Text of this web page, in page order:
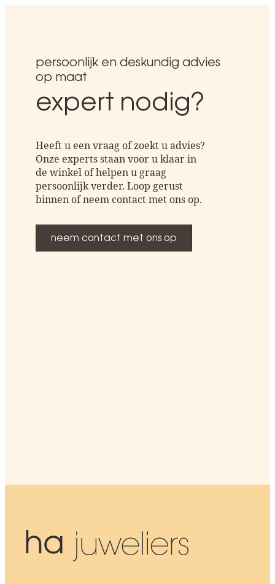
persoonlijk en deskundig advies
op maat
expert nodig?
Heeft u een vraag of zoekt u advies?
Onze experts staan voor u klaar in
de winkel of helpen u graag
persoonlijk verder. Loop gerust
binnen of neem contact met ons op.
neem contact met ons op